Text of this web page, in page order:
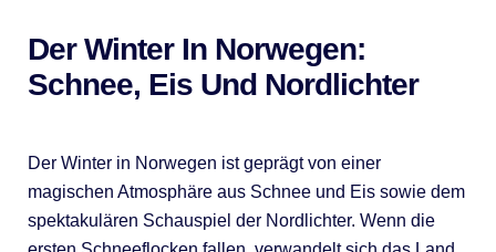
Der Winter In Norwegen:
Schnee, Eis Und Nordlichter
Der Winter in Norwegen ist geprägt von einer
magischen Atmosphäre aus Schnee und Eis sowie dem
spektakulären Schauspiel der Nordlichter. Wenn die